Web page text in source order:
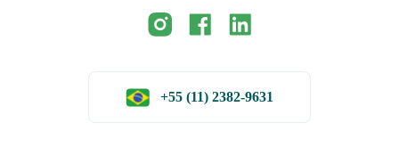
+55 (11) 2382-9631